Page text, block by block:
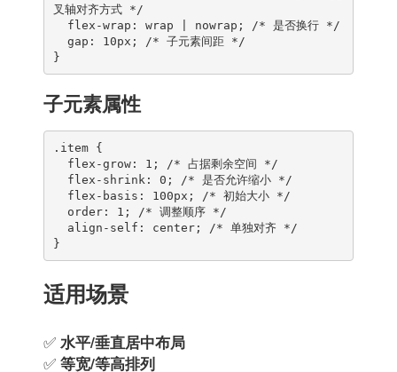
叉轴对齐方式 */
}
子元素属性
.item {
}
适用场景
✅ 水平/垂直居中布局
✅ 等宽/等高排列